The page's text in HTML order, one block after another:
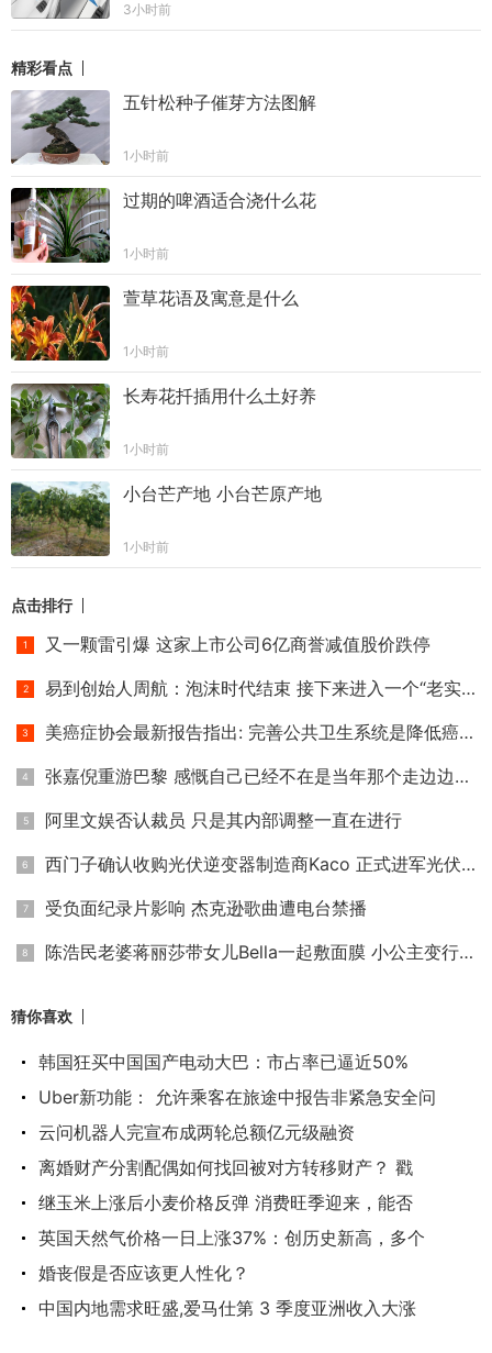
3小时前
精彩看点
五针松种子催芽方法图解
1小时前
过期的啤酒适合浇什么花
1小时前
萱草花语及寓意是什么
1小时前
长寿花扦插用什么土好养
1小时前
小台芒产地 小台芒原产地
1小时前
点击排行
又一颗雷引爆 这家上市公司6亿商誉减值股价跌停
易到创始人周航：泡沫时代结束 接下来进入一个“老实时代”
美癌症协会最新报告指出: 完善公共卫生系统是降低癌症死亡率
张嘉倪重游巴黎 感慨自己已经不在是当年那个走边边的小小姑娘
阿里文娱否认裁员 只是其内部调整一直在进行
西门子确认收购光伏逆变器制造商Kaco 正式进军光伏家用储能市
受负面纪录片影响 杰克逊歌曲遭电台禁播
陈浩民老婆蒋丽莎带女儿Bella一起敷面膜 小公主变行走的表情包
猜你喜欢
韩国狂买中国国产电动大巴：市占率已逼近50%
Uber新功能： 允许乘客在旅途中报告非紧急安全问
云问机器人完宣布成两轮总额亿元级融资
离婚财产分割配偶如何找回被对方转移财产？ 戳
继玉米上涨后小麦价格反弹 消费旺季迎来，能否
英国天然气价格一日上涨37%：创历史新高，多个
婚丧假是否应该更人性化？
中国内地需求旺盛,爱马仕第 3 季度亚洲收入大涨